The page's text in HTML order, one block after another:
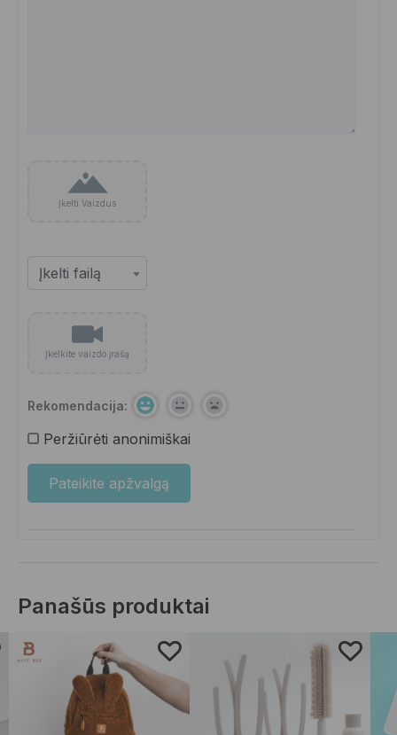
Įkelti Vaizdus
Įkelkite vaizdo įrašą
Rekomendacija:
Peržiūrėti anonimiškai
Panašūs produktai